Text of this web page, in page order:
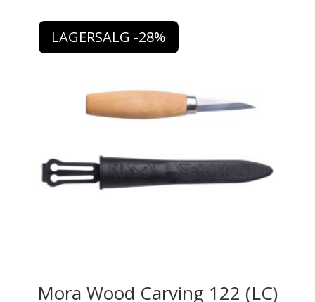
LAGERSALG -28%
Mora Wood Carving 122 (LC)